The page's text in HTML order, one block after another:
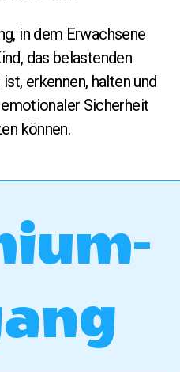
in dem Erwachsene
das belastenden
erkennen, halten und
Sicherheit
können.